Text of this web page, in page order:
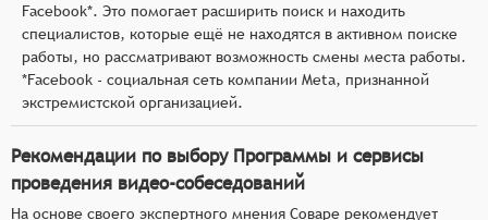
Facebook*. Это помогает расширить поиск и находить
специалистов, которые ещё не находятся в активном поиске
работы, но рассматривают возможность смены места работы.
*Facebook - социальная сеть компании Meta, признанной
экстремистской организацией.
Рекомендации по выбору Программы и сервисы
проведения видео-собеседований
На основе своего экспертного мнения Соваре рекомендует